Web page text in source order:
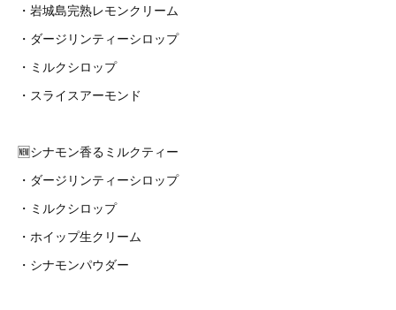
・岩城島完熟レモンクリーム
・ダージリンティーシロップ
・ミルクシロップ
・スライスアーモンド
🆕シナモン香るミルクティー
・ダージリンティーシロップ
・ミルクシロップ
・ホイップ生クリーム
・シナモンパウダー